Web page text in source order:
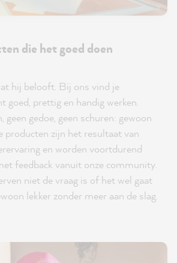
die het goed doen
hij belooft. Bij ons vind je
goed, prettig en handig werken.
gedoe, geen schuren: gewoon
producten zijn het resultaat van
en worden voortdurend
feedback vanuit onze community.
niet de vraag is of het wel gaat
lekker zonder meer aan de slag.